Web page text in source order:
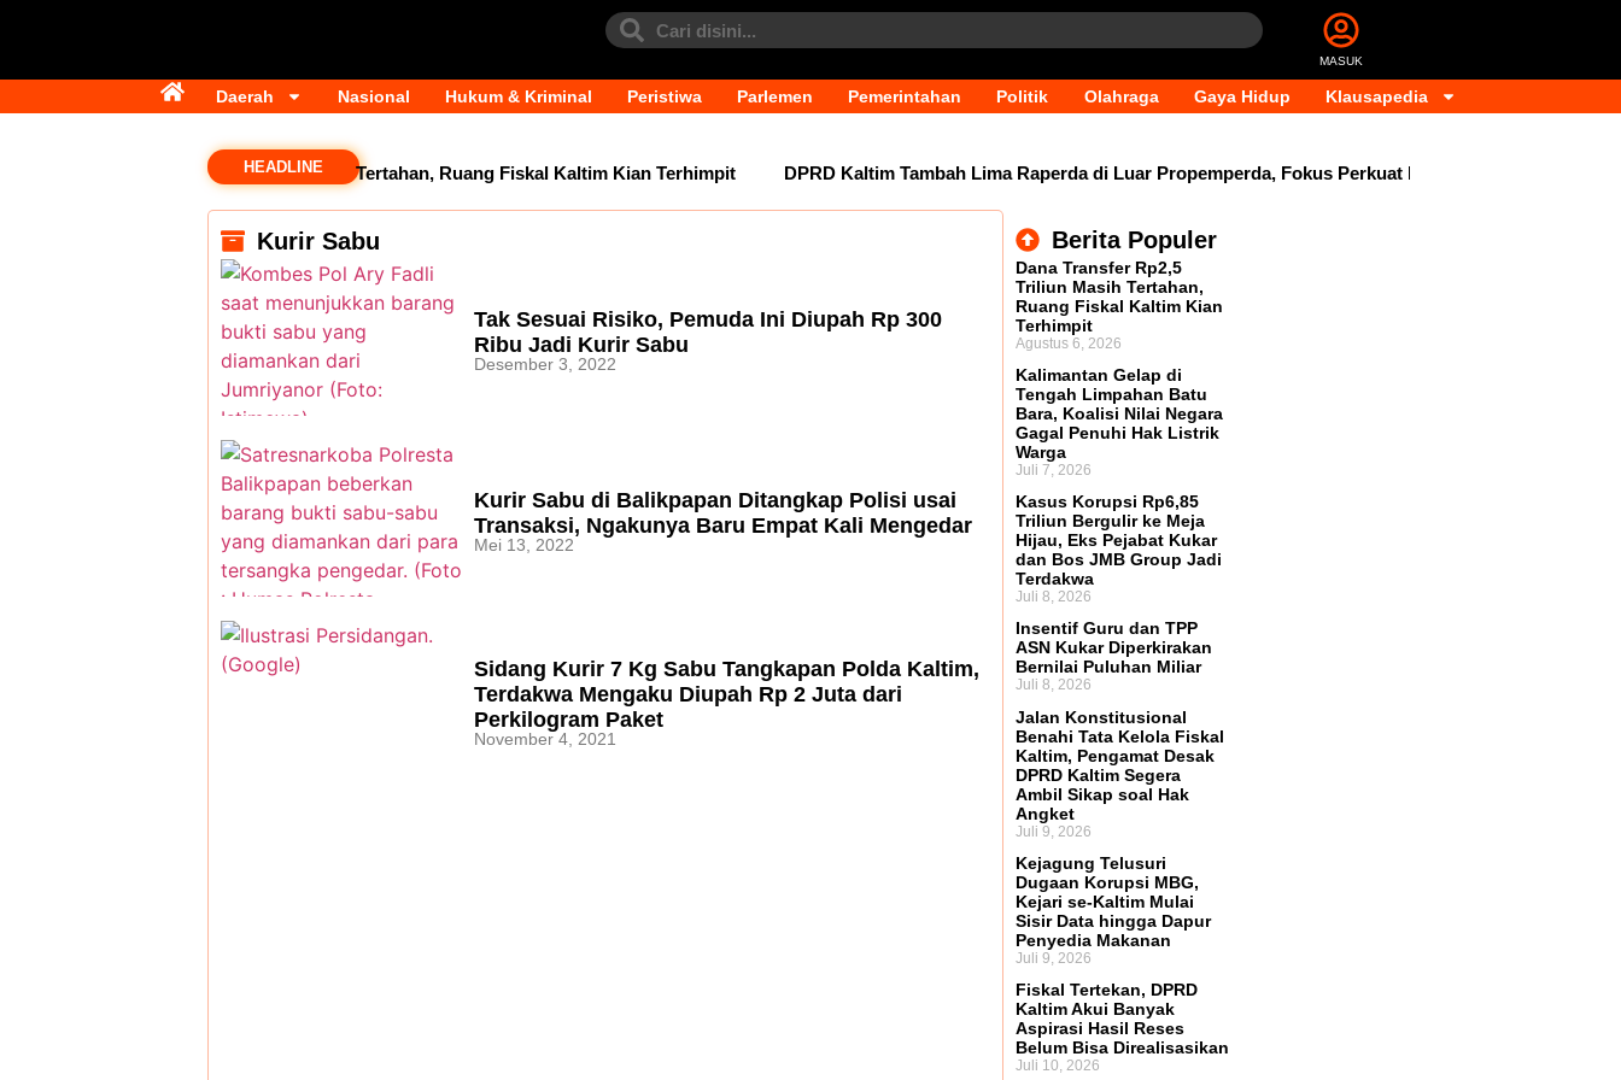
MASUK
Daerah Nasional Hukum & Kriminal Peristiwa Parlemen Pemerintahan Politik Olahraga Gaya Hidup Klausapedia
HEADLINE
Dana Transfer Rp2,5 Triliun Masih Tertahan, Ruang Fiskal Kaltim Kian Terhimpit DPRD Kaltim Tambah Lima Raperda di Luar Propemperda, Fokus Perkuat PAD dan Penyesuaian
Kurir Sabu
Tak Sesuai Risiko, Pemuda Ini Diupah Rp 300
Ribu Jadi Kurir Sabu
Desember 3, 2022
Kurir Sabu di Balikpapan Ditangkap Polisi usai
Transaksi, Ngakunya Baru Empat Kali Mengedar
Mei 13, 2022
Sidang Kurir 7 Kg Sabu Tangkapan Polda Kaltim,
Terdakwa Mengaku Diupah Rp 2 Juta dari
Perkilogram Paket
November 4, 2021
Berita Populer
Dana Transfer Rp2,5
Triliun Masih Tertahan,
Ruang Fiskal Kaltim Kian
Terhimpit
Agustus 6, 2026
Kalimantan Gelap di
Tengah Limpahan Batu
Bara, Koalisi Nilai Negara
Gagal Penuhi Hak Listrik
Warga
Juli 7, 2026
Kasus Korupsi Rp6,85
Triliun Bergulir ke Meja
Hijau, Eks Pejabat Kukar
dan Bos JMB Group Jadi
Terdakwa
Juli 8, 2026
Insentif Guru dan TPP
ASN Kukar Diperkirakan
Bernilai Puluhan Miliar
Juli 8, 2026
Jalan Konstitusional
Benahi Tata Kelola Fiskal
Kaltim, Pengamat Desak
DPRD Kaltim Segera
Ambil Sikap soal Hak
Angket
Juli 9, 2026
Kejagung Telusuri
Dugaan Korupsi MBG,
Kejari se-Kaltim Mulai
Sisir Data hingga Dapur
Penyedia Makanan
Juli 9, 2026
Fiskal Tertekan, DPRD
Kaltim Akui Banyak
Aspirasi Hasil Reses
Belum Bisa Direalisasikan
Juli 10, 2026